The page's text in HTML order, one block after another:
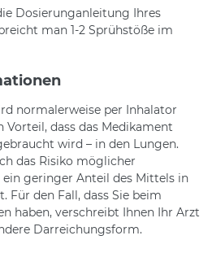
Dosierunganleitung Ihres
man 1-2 Sprühstöße im
normalerweise per Inhalator
dass das Medikament
wird – in den Lungen.
das Risiko möglicher
geringer Anteil des Mittels in
Für den Fall, dass Sie beim
haben, verschreibt Ihnen Ihr Arzt
Darreichungsform.